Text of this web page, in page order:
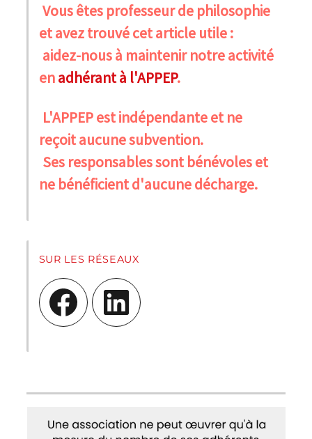
Vous êtes professeur de philosophie
et avez trouvé cet article utile :
aidez-nous à maintenir notre activité
enadhérant à l'APPEP.
L'APPEP est indépendante et ne
reçoit aucune subvention.
Ses responsables sont bénévoles et
ne bénéficient d'aucune décharge.
SUR LES RÉSEAUX
Facebook LinkedIn